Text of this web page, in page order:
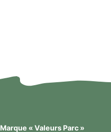
Marque « Valeurs Parc »